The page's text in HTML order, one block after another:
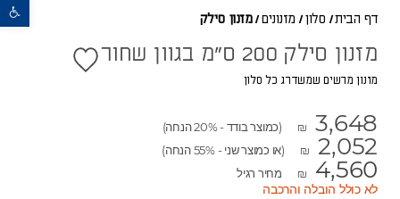
פתח סרגל נגישות
דף הבית/ סלון / מזנונים/ מזנון סילק
מזנון סילק 200 ס"מ בגוון שחור
מזנון מרשים שמשדרג כל סלון
₪ 3,648 (כמוצר בודד - 20% הנחה)
₪ 2,052 (או כמוצר שני - 55% הנחה)
₪ 4,560 מחיר רגיל
לא כולל הובלה והרכבה